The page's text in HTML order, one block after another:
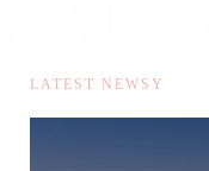
LATEST NEWSY